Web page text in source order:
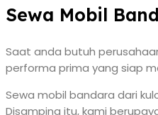
Sewa Mobil
Saat anda butuh
performa prima yang siap
Sewa mobil bandara dari
Disamping itu, kami